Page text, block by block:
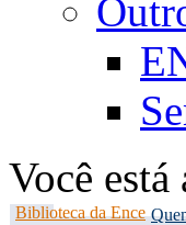
Você está
Biblioteca da Ence